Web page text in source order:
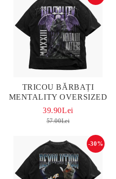
TRICOU BĂRBAȚI
MENTALITY OVERSIZED
39.90Lei
57.00Lei
-30%